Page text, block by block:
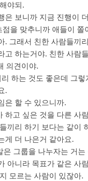
야되.
은 보니까 지금 진행이
을 맞추니까 애들이 쫄
. 그래서 친한 사람들끼
고 하는거야. 친한 사람
의견이야.
하는 것도 좋은데 그렇
.
은 할 수 있으니까.
하고 싶은 것을 다른 사
끼리 하기 보다는 같이
게 더 나은거 같아요.
은 그룹을 나누자는 거
아니라 목표가 같은 사
모르는 사람이 있잖아.